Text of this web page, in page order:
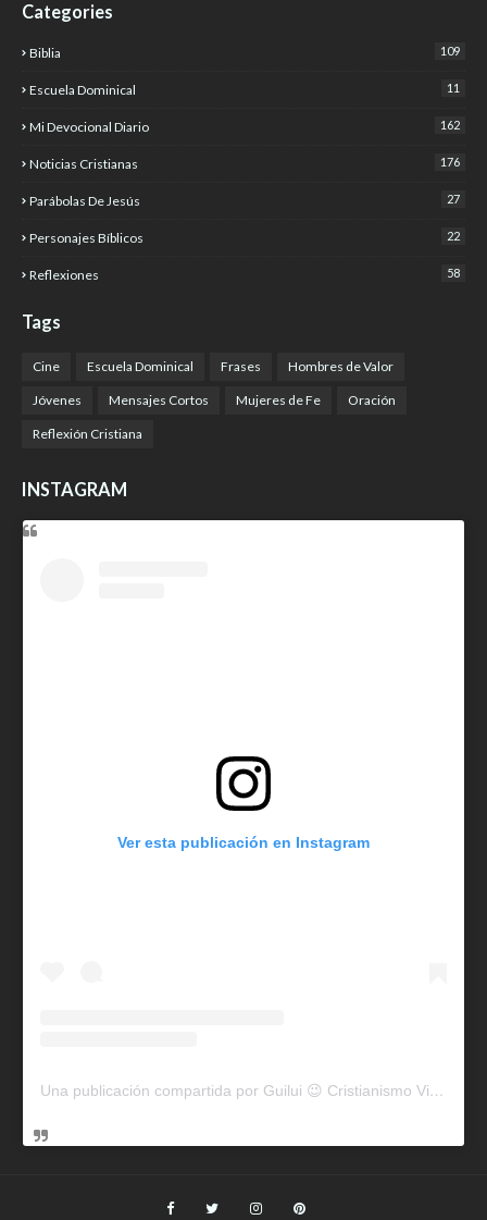
Categories
Biblia 109
Escuela Dominical 11
Mi Devocional Diario 162
Noticias Cristianas 176
Parábolas De Jesús 27
Personajes Bíblicos 22
Reflexiones 58
Tags
Cine Escuela Dominical Frases Hombres de Valor
Jóvenes Mensajes Cortos Mujeres de Fe Oración
Reflexión Cristiana
INSTAGRAM
Ver esta publicación en Instagram
Una publicación compartida por Guilui 😉 Cristianismo Viral (@guiluiviral)